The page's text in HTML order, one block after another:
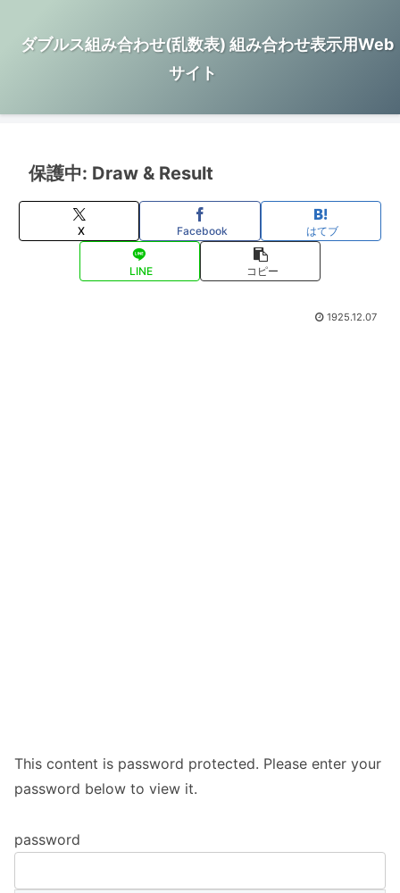
ダブルス組み合わせ(乱数表) 組み合わせ表示用Web
サイト
保護中: Draw & Result
X Facebook はてブ
LINE コピー
1925.12.07
This content is password protected. Please enter your
password below to view it.
password